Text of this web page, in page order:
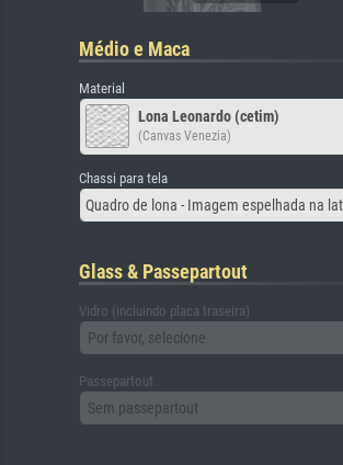
Médio e Maca
Material
Lona Leonardo (cetim)
(Canvas Venezia)
Chassi para tela
Quadro de lona - Imagem espelhada na
Glass & Passepartout
Vidro (incluindo placa traseira)
Por favor, selecione
Passepartout
Sem passepartout